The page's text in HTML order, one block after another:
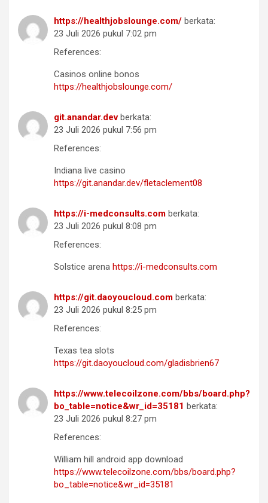
https://healthjobslounge.com/ berkata:
23 Juli 2026 pukul 7:02 pm
References:
Casinos online bonos
https://healthjobslounge.com/
git.anandar.dev berkata:
23 Juli 2026 pukul 7:56 pm
References:
Indiana live casino
https://git.anandar.dev/fletaclement08
https://i-medconsults.com berkata:
23 Juli 2026 pukul 8:08 pm
References:
Solstice arena https://i-medconsults.com
https://git.daoyoucloud.com berkata:
23 Juli 2026 pukul 8:25 pm
References:
Texas tea slots
https://git.daoyoucloud.com/gladisbrien67
https://www.telecoilzone.com/bbs/board.php?
bo_table=notice&wr_id=35181 berkata:
23 Juli 2026 pukul 8:27 pm
References:
William hill android app download
https://www.telecoilzone.com/bbs/board.php?
bo_table=notice&wr_id=35181